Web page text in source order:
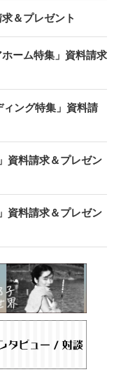
＆プレゼント
ーム特集」資料請求
ング特集」資料請
資料請求＆プレゼン
資料請求＆プレゼン